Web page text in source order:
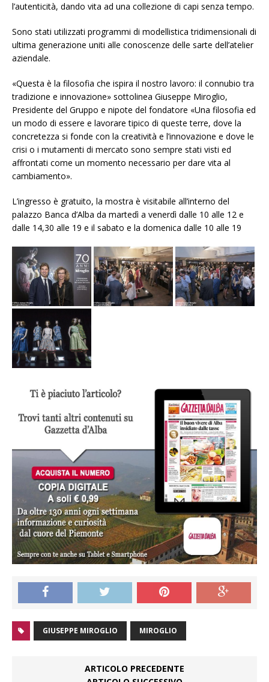
l’autenticità, dando vita ad una collezione di capi senza tempo.
Sono stati utilizzati programmi di modellistica tridimensionali di
ultima generazione uniti alle conoscenze delle sarte dell’atelier
aziendale.
«Questa è la filosofia che ispira il nostro lavoro: il connubio tra
tradizione e innovazione» sottolinea Giuseppe Miroglio,
Presidente del Gruppo e nipote del fondatore «Una filosofia ed
un modo di essere e lavorare tipico di queste terre, dove la
concretezza si fonde con la creatività e l’innovazione e dove le
crisi o i mutamenti di mercato sono sempre stati visti ed
affrontati come un momento necessario per dare vita al
cambiamento».
L’ingresso è gratuito, la mostra è visitabile all’interno del
palazzo Banca d’Alba da martedì a venerdì dalle 10 alle 12 e
dalle 14,30 alle 19 e il sabato e la domenica dalle 10 alle 19
GIUSEPPE MIROGLIO MIROGLIO
ARTICOLO PRECEDENTE